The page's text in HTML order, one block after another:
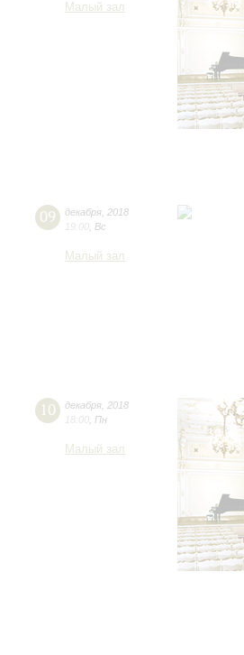
Малый зал
09 декабря 2018
19:00 Вс
Малый зал
10 декабря 2018
18:00 Пн
Малый зал